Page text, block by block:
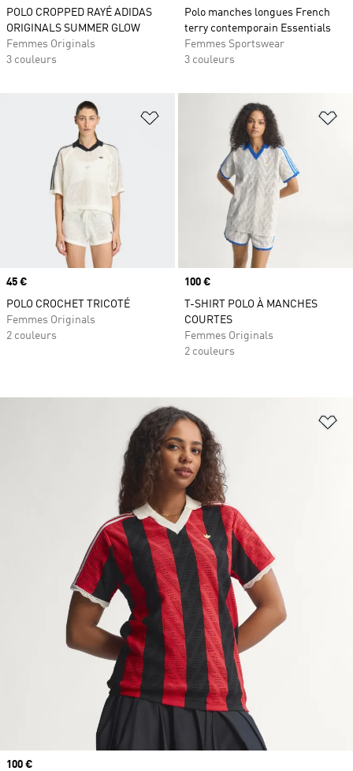
POLO CROPPED RAYÉ ADIDAS
ORIGINALS SUMMER GLOW
Femmes Originals
3 couleurs
Polo manches longues French
terry contemporain Essentials
Femmes Sportswear
3 couleurs
Ajouter à la Liste de produits
Prix
45 €
POLO CROCHET TRICOTÉ
Femmes Originals
2 couleurs
Prix
100 €
T-SHIRT POLO À MANCHES
COURTES
Femmes Originals
2 couleurs
Prix
100 €